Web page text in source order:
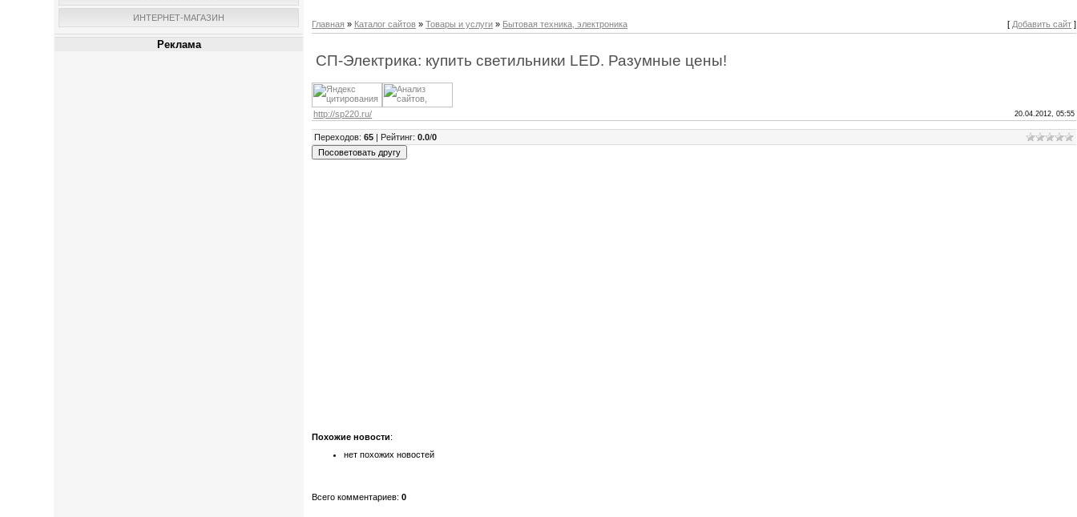
ИНТЕРНЕТ-МАГАЗИН
Реклама
Главная » Каталог сайтов »Товары и услуги » Бытовая техника, электроника [ Добавить сайт ]
СП-Электрика: купить светильники LED. Разумные цены!
http://sp220.ru/ 20.04.2012, 05:55
Переходов:65 | Рейтинг:0.0/0
Похожие новости:
нет похожих новостей
Всего комментариев:0